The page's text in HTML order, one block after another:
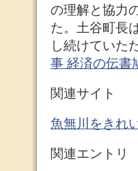
の理解と協力
た。土谷町長
し続けていた
事 経済の伝書
関連サイト
魚無川をきれ
関連エントリ